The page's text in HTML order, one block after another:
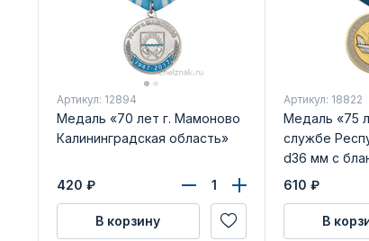
Артикул: 12894
Медаль «70 лет г. Мамоново
Калининградская область»
420 ₽
В корзину
Артикул: 18822
Медаль «75
службе
d36 мм с
610 ₽
В